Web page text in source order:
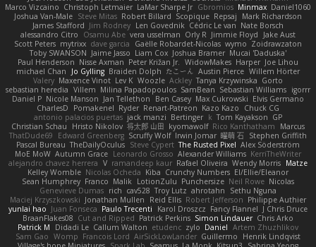
Marco Vizcaino Christoph Letmaier LaMar Sharpe Jr Gbromios Minmax Daniel1060
Joshua Van-Male Steve Mitas Robert Billard Scopique Repsaj
Mark Richardson
James Stafford Jim Rodney Len Govednik Cédric Le van Nate Borsch
alessandro Citro
Osamu Abe vera usselman Orly R Jimmie Floyd
Jake Aust
Scott Peters mytrixx dave garcia Gaëlle Robardet-Nicolas wymo Zoidrawzaton
Toby SWANSON Jaime Jasso Liam Cox Joshua Bramer Mucai 'Daduska'
Paul Henderson Nisse Axman Peter Križan Jr. WidowMakes Harper Joe Lihou
michael Chan
Jo Gylling Braiden Dolph たこーん Austin Pierce Willem Hörter
Valery Maxence Vinot Lev K Woozle Ackley Tanya Krzywinska Gorto
sebastian heredia Villem Milina Papadopoulos SamBean Sebastian Williams igorrr
Daniel P Nicole Manson Jan Tellethon Ben Casey Max Cukrowski Elvis Germano
CharlesD
Pomakenel Ryder Renart-Patreon Kazo Kazo
Chuck CG
antonio palacios puertas jack manzi Bertinger k Tom Kayakson GP
Christian Schau
Hristo Nikolov 将太郎 山田 kyomawolf Rico Kanthatham
Marcus
ThatDude69
Edward Greenberg Scruffy Wolf Irwin Jomar 曜萌 石 Stephen Griffith
Pascal Bureau TheDailyOculus Steve Cypert The Rusted Pixel Alex Söderström
MoE MoW Autumn Grace Leonardo Grosso Alexander Williams KerriTheWriter
alejandro chavez herrera V ramandeep kaur Rafael Oliveira Wendy Morris Matze
Kelley Womble Nicolas Ocheda Kiba Crunchy Numbers El/Ellie/Eleanor
Sean Humphrey Franco Malik LotionZulu Punchersize Neil Rowe Nicolas
Genevieve Dumas rich cav528 Troy Lutz ahrotahn
Sethu Nguna
Maciej Krzyszkowski Jonathan Mullen Reid Ellis Robert Jefferson Philippe Authier
yunlai hao Juan Fonseca Paulo Trecenti Karol Droszcz Fancy Flannel J Chris Druce
BraanFlakes08 Cut and Ripped Patrick Perkins Simon Lindauer Chris Arko
Patrick M
Didadi Le Callum Walton etudenc zylo Daniel Artem Zhuzhlikov
Sam Gao Womp Francois Lord AirSickLowLander Guillermo
Henrik Lindqvist